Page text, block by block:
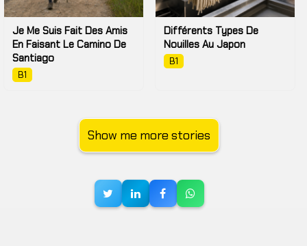
Je Me Suis Fait Des Amis
En Faisant Le Camino De
Santiago
B1
Différents Types De
Nouilles Au Japon
B1
Show me more stories